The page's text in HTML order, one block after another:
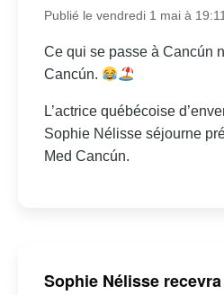
Publié le vendredi 1 mai à
Ce qui se passe à Cancún
Cancún.
L’actrice québécoise
Sophie Nélisse séjourne
Med Cancún.
Sophie Nélisse